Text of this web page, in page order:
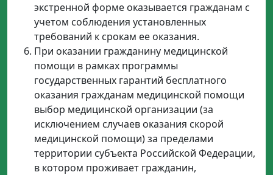
экстренной форме оказывается гражданам с
учетом соблюдения установленных
требований к срокам ее оказания.
При оказании гражданину медицинской
помощи в рамках программы
государственных гарантий бесплатного
оказания гражданам медицинской помощи
выбор медицинской организации (за
исключением случаев оказания скорой
медицинской помощи) за пределами
территории субъекта Российской Федерации,
в котором проживает гражданин,